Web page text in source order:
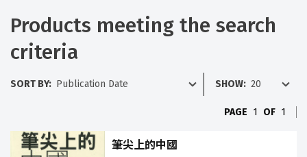
Products meeting the search
criteria
SORT BY: SHOW:
PAGE 1 OF 1
筆尖上的中國